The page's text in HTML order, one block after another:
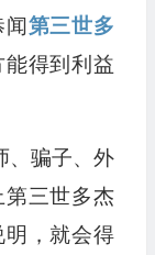
闻第三世多
得到利益
、骗子、外
三世多杰
明，就会得